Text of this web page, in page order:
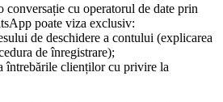
conversație cu operatorul de date prin
poate viza exclusiv:
de deschidere a contului (explicarea
de înregistrare);
întrebările clienților cu privire la